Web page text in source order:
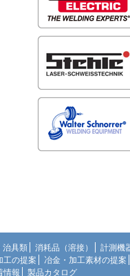
治具類 消耗品（溶接）
計測機
工の提案
冶金・加工素材の提案
情報 製品カタログ